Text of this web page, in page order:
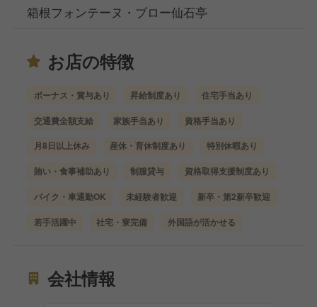
箱根フォンテーヌ・ブロー仙石亭
お店の特徴
ボーナス・賞与あり 昇給制度あり 住宅手当あり
交通費全額支給 家族手当あり 資格手当あり
月8日以上休み 産休・育休制度あり 特別休暇あり
賄い・食事補助あり 制服貸与 資格取得支援制度あり
バイク・車通勤OK 未経験者歓迎 新卒・第2新卒歓迎
若手活躍中 社宅・寮完備 外国語が活かせる
会社情報